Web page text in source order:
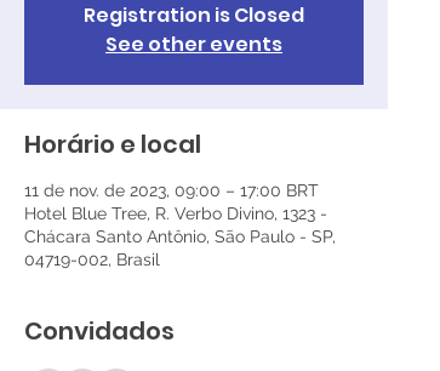
Registration is Closed
See other events
Horário e local
11 de nov. de 2023, 09:00 – 17:00 BRT
Hotel Blue Tree, R. Verbo Divino, 1323 -
Chácara Santo Antônio, São Paulo - SP,
04719-002, Brasil
Convidados